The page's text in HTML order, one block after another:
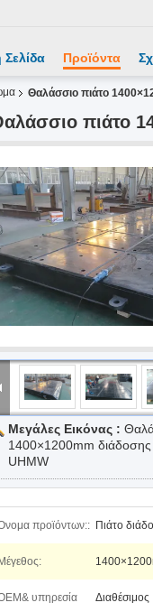
Σελίδα Προϊόντα
Θαλάσσιο πιάτο
πιάτο
Μεγάλες Εικόνας :
1400×1200mm
UHMW
προϊόντων:: Πιάτο
υπηρεσία
Διαθέσιμος